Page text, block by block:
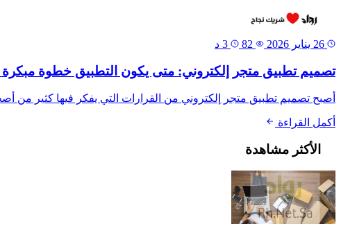
تصميم تطبيق متجر إلكتروني: متى يكون التطبيق خطوة
أصبح تصميم تطبيق متجر إلكتروني من القرارات التي يفكر فيها كثير
أكمل القراءة
الأكثر مشاهدة